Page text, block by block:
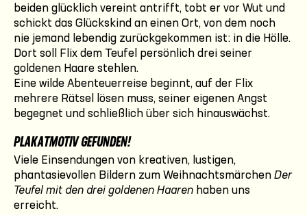
beiden glücklich vereint antrifft, tobt er vor Wut und
schickt das Glückskind an einen Ort, von dem noch
nie jemand lebendig zurückgekommen ist: in die Hölle.
Dort soll Flix dem Teufel persönlich drei seiner
goldenen Haare stehlen.
Eine wilde Abenteuerreise beginnt, auf der Flix
mehrere Rätsel lösen muss, seiner eigenen Angst
begegnet und schließlich über sich hinauswächst.
PLAKATMOTIV GEFUNDEN!
Viele Einsendungen von kreativen, lustigen,
phantasievollen Bildern zum Weihnachtsmärchen Der
Teufel mit den drei goldenen Haaren haben uns
erreicht.